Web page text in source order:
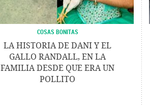
COSAS BONITAS
LA HISTORIA DE DANI Y EL
GALLO RANDALL, EN LA
FAMILIA DESDE QUE ERA UN
POLLITO